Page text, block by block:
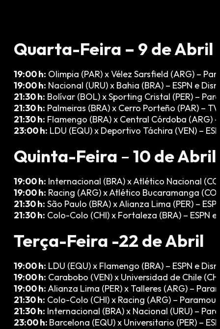
Quarta-Feira – 9 de Abril
19:00 h: Olimpia (PAR) x Vélez Sarsfield (ARG) –
19:00 h: Nacional (URU) x Bahia (BRA) – ESPN e
21:30 h: Bolívar (BOL) x Sporting Cristal (PER) –
21:30 h: Palmeiras (BRA) x Cerro Porteño (PAR) –
21:30 h: Flamengo (BRA) x Central Córdoba (ARG)
23:00 h: LDU (EQU) x Deportivo Táchira (VEN) –
Quinta-Feira – 10 de Abril
19:00 h: Internacional (BRA) x Atlético Nacional
19:00 h: Racing (ARG) x Atlético Bucaramanga
21:30 h: São Paulo (BRA) x Alianza Lima (PER) –
21:30 h: Colo-Colo (CHI) x Fortaleza (BRA) – ESPN e
Terça-Feira -22 de Abril
19:00 h: LDU (EQU) x Flamengo (BRA) – ESPN e
19:00 h: Carabobo (VEN) x Universidad de Chile
19:00 h:Alianza Lima (PER) x Talleres (ARG) –
21:30 h: Colo-Colo (CHI) x Racing (ARG) –
21:30 h: Internacional (BRA) x Nacional (URU) –
23:00 h: Barcelona (EQU) x Universitario (PER) –